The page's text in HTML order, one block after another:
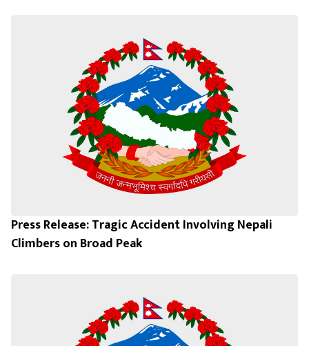
Press Release: Tragic Accident Involving Nepali
Climbers on Broad Peak